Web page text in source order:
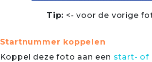
Tip: <- voor de vorige
Startnummer koppelen
Koppel deze foto aan een start- of